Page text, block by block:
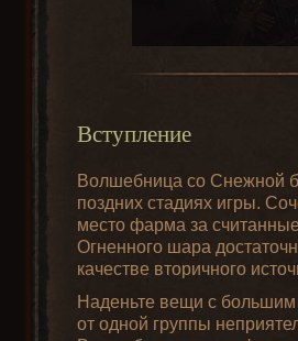
Вступление
Волшебница со Снежной
поздних стадиях игры.
место фарма за
Огненного шара
качестве вторичного
Наденьте вещи с большим
от одной группы